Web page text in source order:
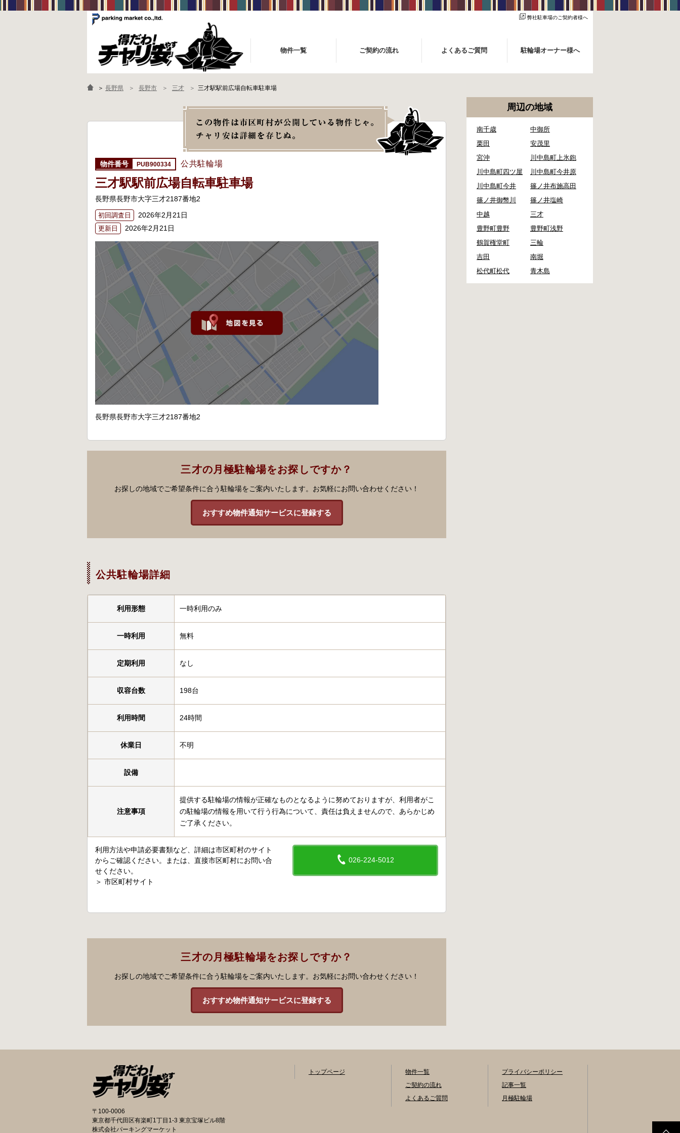
弊社駐車場のご契約者様へ
物件一覧 ご契約の流れ よくあるご質問 駐輪場オーナー様へ
＞ 長野県 長野市 三才 三才駅駅前広場自転車駐車場
PUB900334 公共駐輪場
三才駅駅前広場自転車駐車場
長野県長野市大字三才2187番地2
初回調査日 2026年2月21日
更新日 2026年2月21日
長野県長野市大字三才2187番地2
三才の月極駐輪場をお探しですか？
お探しの地域でご希望条件に合う駐輪場をご案内いたします。お気軽にお問い合わせください！
おすすめ物件通知サービスに登録する
公共駐輪場詳細
利用形態 一時利用のみ
一時利用 無料
定期利用 なし
収容台数 198台
利用時間 24時間
休業日 不明
設備
注意事項
提供する駐輪場の情報が正確なものとなるように努めておりますが、利用者がこ
の駐輪場の情報を用いて行う行為について、責任は負えませんので、あらかじめ
ご了承ください。
026-224-5012
利用方法や申請必要書類など、詳細は市区町村のサイト
からご確認ください。または、直接市区町村にお問い合
せください。
＞ 市区町村サイト
三才の月極駐輪場をお探しですか？
お探しの地域でご希望条件に合う駐輪場をご案内いたします。お気軽にお問い合わせください！
おすすめ物件通知サービスに登録する
周辺の地域
南千歳
中御所
栗田
安茂里
宮沖
川中島町上氷鉋
川中島町四ツ屋
川中島町今井原
川中島町今井
篠ノ井布施高田
篠ノ井御幣川
篠ノ井塩崎
中越
三才
豊野町豊野
豊野町浅野
鶴賀権堂町
三輪
吉田
南堀
松代町松代
青木島
〒100-0006
東京都千代田区有楽町1丁目1-3 東京宝塚ビル8階
株式会社パーキングマーケット
トップページ
物件一覧
ご契約の流れ
よくあるご質問
プライバシーポリシー
記事一覧
月極駐輪場